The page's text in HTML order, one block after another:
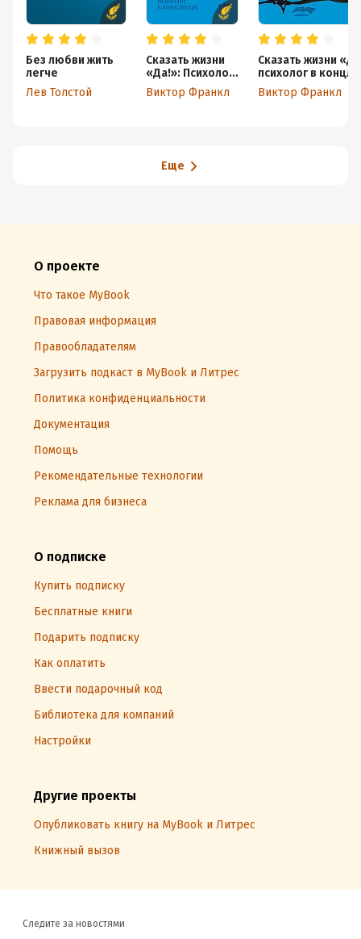
Без любви жить
легче
Лев Толстой
Сказать жизни
«Да!»: Психолог
в концлагере
Виктор Франкл
Сказать жизни
психолог в
Виктор Франкл
Еще
О проекте
Что такое MyBook
Правовая информация
Правообладателям
Загрузить подкаст в MyBook и Литрес
Политика конфиденциальности
Документация
Помощь
Рекомендательные технологии
Реклама для бизнеса
О подписке
Купить подписку
Бесплатные книги
Подарить подписку
Как оплатить
Ввести подарочный код
Библиотека для компаний
Настройки
Другие проекты
Опубликовать книгу на MyBook и Литрес
Книжный вызов
Следите за новостями